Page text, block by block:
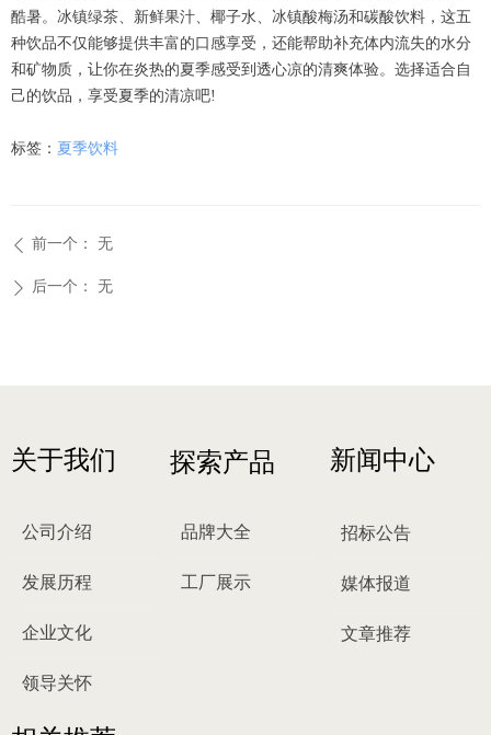
酷暑。冰镇绿茶、新鲜果汁、椰子水、冰镇酸梅汤和碳酸饮料，这五
种饮品不仅能够提供丰富的口感享受，还能帮助补充体内流失的水分
和矿物质，让你在炎热的夏季感受到透心凉的清爽体验。选择适合自
己的饮品，享受夏季的清凉吧!
标签： 夏季饮料
ꄴ 前一个： 无
ꄲ 后一个： 无
关于我们
公司介绍
发展历程
企业文化
领导关怀
探索产品
品牌大全
工厂展示
招标公告
媒体报道
文章推荐
新闻中心